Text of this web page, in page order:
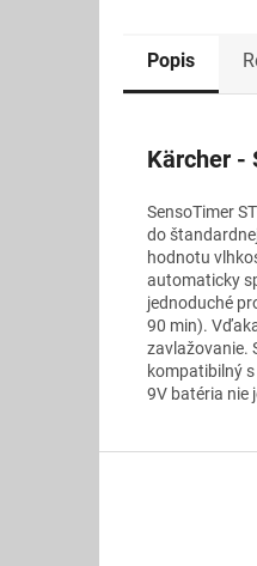
Popis
Kärcher -
SensoTimer
do
hodnotu
automaticky
jednoduché
90 min).
zavlažovanie.
kompatibilný
9V batéria nie